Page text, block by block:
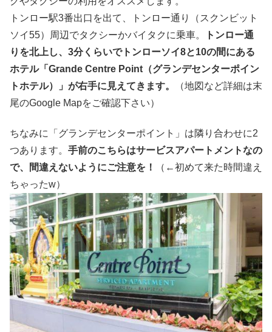
トンロー駅3番出口を出て、トンロー通り（スクンビット
ソイ55）周辺でタクシーかバイタクに乗車。
トンロー通
りを北上し、3分くらいでトンローソイ8と10の間にある
ホテル「Grande Centre Point（グランデセンターポイン
トホテル）」が右手に見えてきます。
（地図など詳細は末
尾のGoogle Mapをご確認下さい）
ちなみに「グランデセンターポイント」は隣り合わせに2
つあります。 手前のこちらはサービスアパートメントなの
で、間違えないようにご注意を！
（←初めて来た時間違え
ちゃったw）